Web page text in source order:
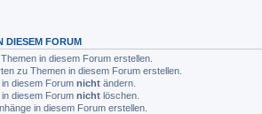
DIESEM FORUM
in diesem Forum erstellen.
zu Themen in diesem Forum erstellen.
diesem Forum nicht ändern.
diesem Forum nicht löschen.
in diesem Forum erstellen.